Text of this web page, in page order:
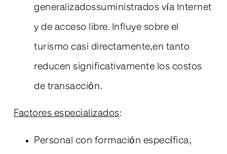
generalizadossuministrados vía Internet
y de acceso libre. Influye sobre el
turismo casi directamente,en tanto
reducen significativamente los costos
de transacción.
Factores especializados:
Personal con formación específica,